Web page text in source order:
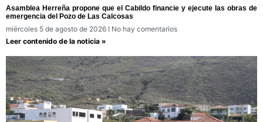
Asamblea Herreña propone que el Cabildo financie y ejecute las obras de
emergencia del Pozo de Las Calcosas
miércoles 5 de agosto de 2026
No hay comentarios
Leer contenido de la noticia »